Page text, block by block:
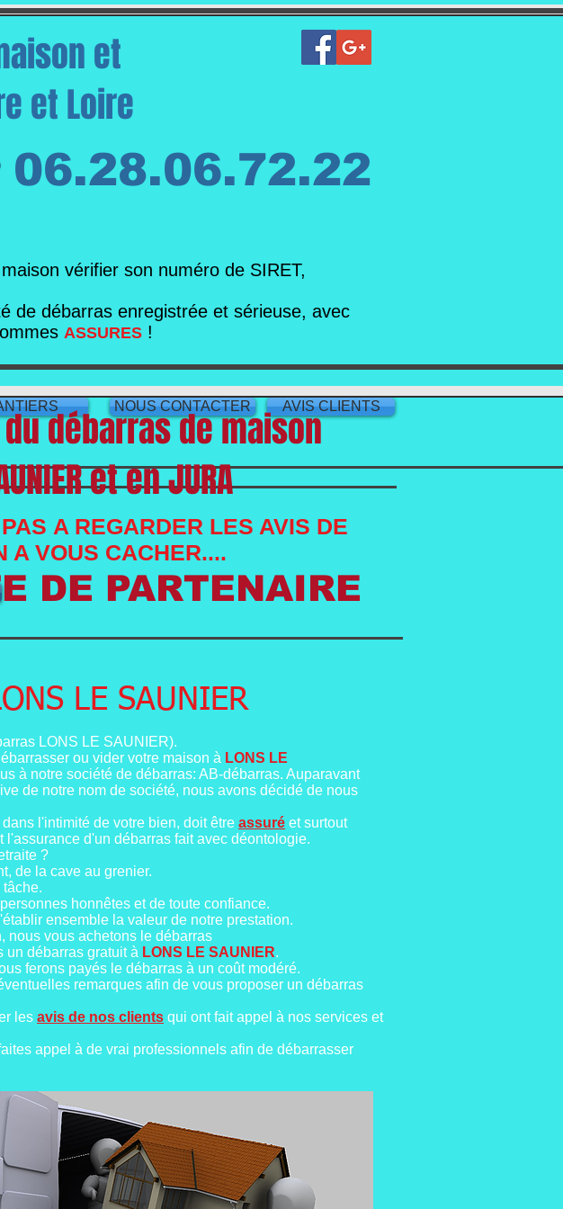
et
et Loire
06.28.06.72.22
vérifier son numéro de SIRET,
de débarras enregistrée et sérieuse, avec
ASSURES !
NOUS CONTACTER AVIS CLIENTS
A REGARDER LES AVIS DE
A VOUS CACHER....
débarras de maison
et en JURA
DE PARTENAIRE
LE SAUNIER
LONS LE SAUNIER).
ou vider votre maison à LONS LE
à notre société de débarras: AB-débarras. Auparavant
de notre nom de société, nous avons décidé de nous
l'intimité de votre bien, doit être assuré et surtout
l'assurance d'un débarras fait avec déontologie.
?
de la cave au grenier.
honnêtes et de toute confiance.
ensemble la valeur de notre prestation.
nous vous achetons le débarras
un débarras gratuit à LONS LE SAUNIER.
ferons payés le débarras à un coût modéré.
remarques afin de vous proposer un débarras
les avis de nos clients qui ont fait appel à nos services et
appel à de vrai professionnels afin de débarrasser